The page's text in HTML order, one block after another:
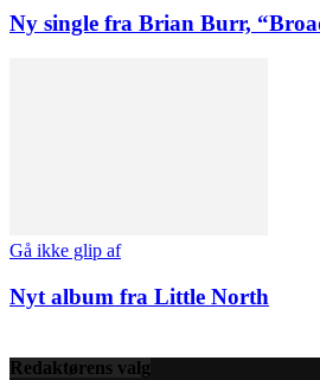
Ny single fra Brian Burr,
Gå ikke glip af
Nyt album fra Little North
Redaktørens valg